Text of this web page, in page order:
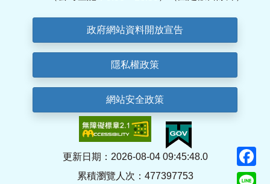
政府網站資料開放宣告
隱私權政策
網站安全政策
更新日期：2026-08-04 09:45:48.0
累積瀏覽人次：477397753